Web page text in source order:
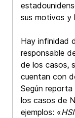
sus motivos y
Hay infinidad
responsable
de los casos,
cuentan con
Según
los casos de
ejemplos: «